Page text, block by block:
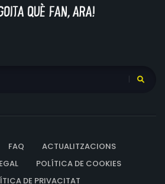
FAQ
ACTUALITZACIONS
POLÍTICA DE COOKIES
DE PRIVACITAT